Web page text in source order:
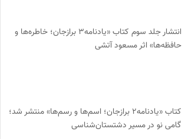
انتشار جلد سوم کتاب «یادنامه۳ برازجان؛ خاطره‌ها و
حافظه‌ها» اثر مسعود آتشی
کتاب «یادنامه۲ برازجان؛ اسم‌ها و رسم‌ها» منتشر شد؛
گامی نو در مسیر دشتستان‌شناسی